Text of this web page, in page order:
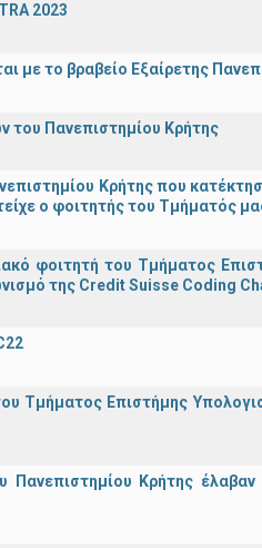
2023
με το βραβείο Εξαίρετης
του Πανεπιστημίου Κρήτης
Κρήτης που
ο φοιτητής του Τμήματός
φοιτητή του Τμήματος
της Credit Suisse Coding
Τμήματος Επιστήμης
Κρήτης έλαβαν